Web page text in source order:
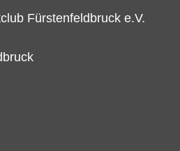
Fürstenfeldbruck e.V.